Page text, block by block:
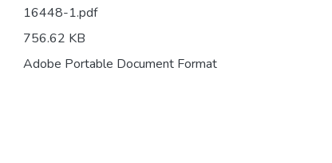
16448-1.pdf
756.62 KB
Adobe Portable Document Format